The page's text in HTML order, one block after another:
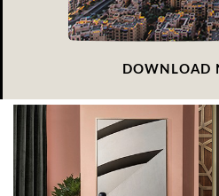
DOWNLOAD